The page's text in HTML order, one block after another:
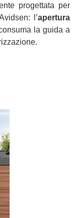
progettata per
l’apertura
la guida a